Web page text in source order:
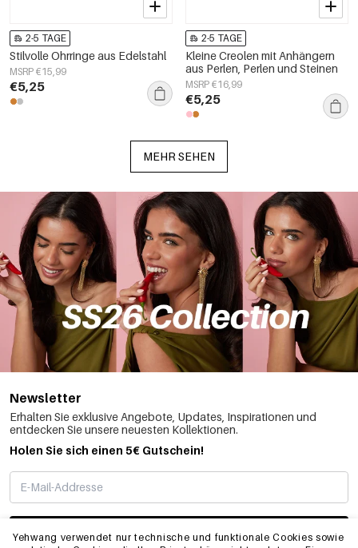
Yehwang verwendet nur technische und funktionale Cookies sowie
2-5 TAGE
Stilvolle Ohrringe aus Edelstahl
MSRP €15,99
€5,25
2-5 TAGE
Kleine Creolen mit Anhängern
aus Perlen, Perlen und Steinen
MSRP €16,99
€5,25
MEHR SEHEN
Newsletter
Erhalten Sie exklusive Angebote, Updates, Inspirationen und
entdecken Sie unsere neuesten Kollektionen.
Holen Sie sich einen 5€ Gutschein!
ABONNIEREN